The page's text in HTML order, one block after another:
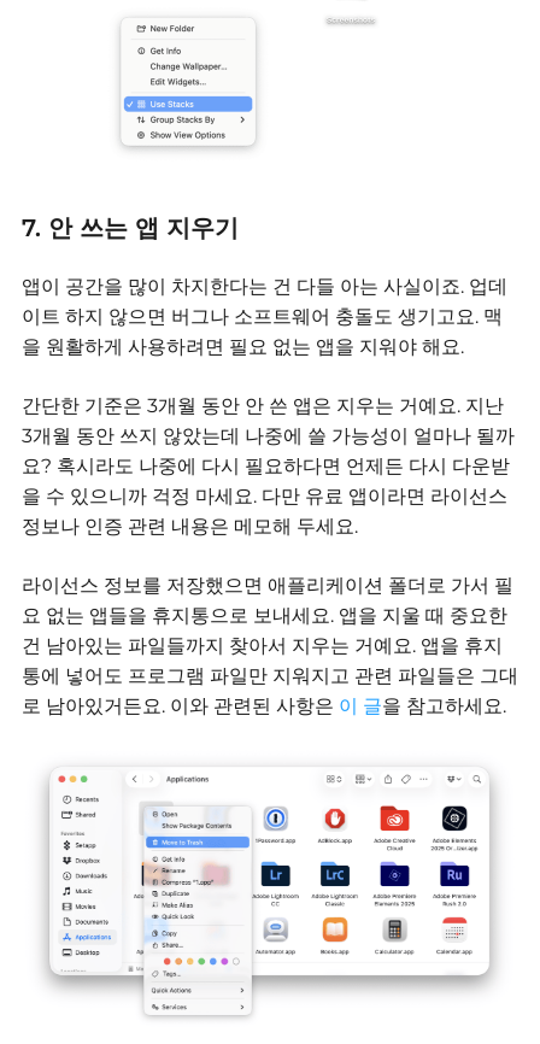
7. 안 쓰는 앱 지우기
앱이 공간을 많이 차지한다는 건 다들 아는 사실이죠. 업데
이트 하지 않으면 버그나 소프트웨어 충돌도 생기고요. 맥
을 원활하게 사용하려면 필요 없는 앱을 지워야 해요.
간단한 기준은 3개월 동안 안 쓴 앱은 지우는 거예요. 지난
3개월 동안 쓰지 않았는데 나중에 쓸 가능성이 얼마나 될까
요? 혹시라도 나중에 다시 필요하다면 언제든 다시 다운받
을 수 있으니까 걱정 마세요. 다만 유료 앱이라면 라이선스
정보나 인증 관련 내용은 메모해 두세요.
라이선스 정보를 저장했으면 애플리케이션 폴더로 가서 필
요 없는 앱들을 휴지통으로 보내세요. 앱을 지울 때 중요한
건 남아있는 파일들까지 찾아서 지우는 거예요. 앱을 휴지
통에 넣어도 프로그램 파일만 지워지고 관련 파일들은 그대
로 남아있거든요. 이와 관련된 사항은 이 글을 참고하세요.